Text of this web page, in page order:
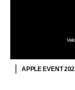
APPLE EVENT